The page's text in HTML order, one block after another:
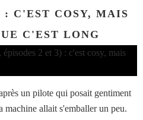
: C'EST COSY, MAIS
C'EST LONG
un pilote qui posait gentiment
machine allait s'emballer un peu.